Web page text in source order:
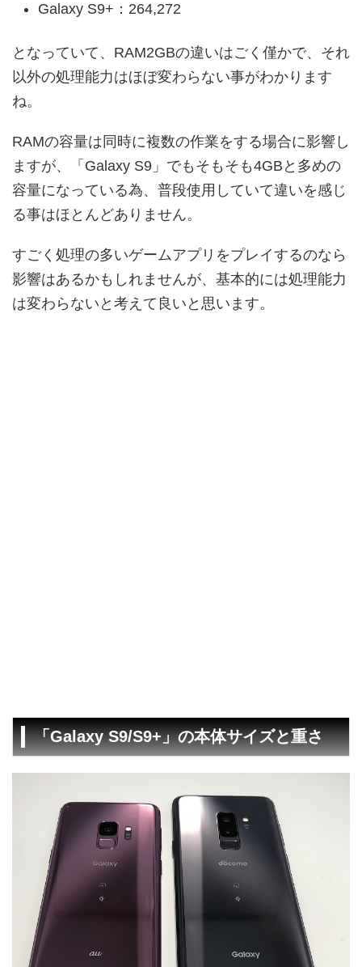
Galaxy S9+：264,272
となっていて、RAM2GBの違いはごく僅かで、それ
以外の処理能力はほぼ変わらない事がわかります
ね。
RAMの容量は同時に複数の作業をする場合に影響し
ますが、「Galaxy S9」でもそもそも4GBと多めの
容量になっている為、普段使用していて違いを感じ
る事はほとんどありません。
すごく処理の多いゲームアプリをプレイするのなら
影響はあるかもしれませんが、基本的には処理能力
は変わらないと考えて良いと思います。
「Galaxy S9/S9+」の本体サイズと重さ